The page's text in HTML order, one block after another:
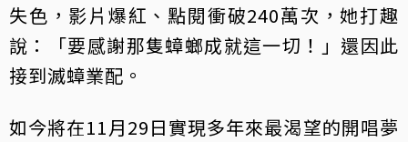
失色，影片爆紅、點閱衝破240萬次，她打趣
說：「要感謝那隻蟑螂成就這一切！」還因此
接到滅蟑業配。
如今將在11月29日實現多年來最渴望的開唱夢